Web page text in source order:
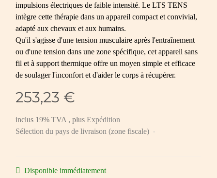
impulsions électriques de faible intensité. Le LTS TENS
intègre cette thérapie dans un appareil compact et convivial,
adapté aux chevaux et aux humains.
Qu'il s'agisse d'une tension musculaire après l'entraînement
ou d'une tension dans une zone spécifique, cet appareil sans
fil et à support thermique offre un moyen simple et efficace
de soulager l'inconfort et d'aider le corps à récupérer.
253,23 €
inclus 19% TVA , plus Expédition
Sélection du pays de livraison (zone fiscale)
Disponible immédiatement